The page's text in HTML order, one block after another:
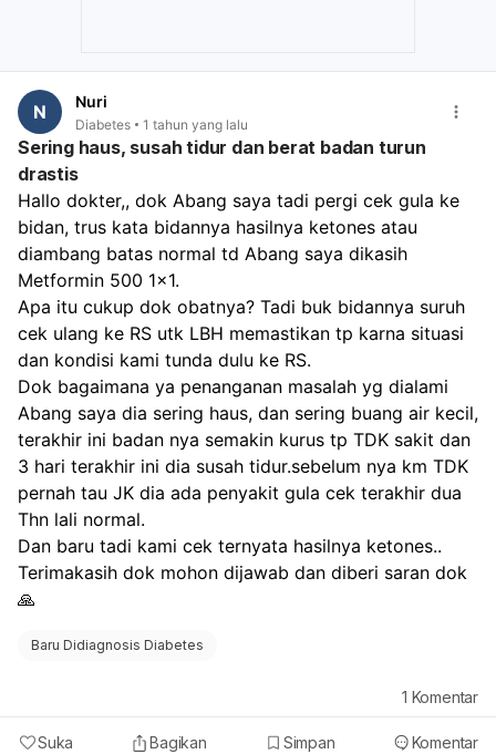
N Nuri
Diabetes 1 tahun yang lalu
Sering haus, susah tidur dan berat badan turun
drastis
Hallo dokter,, dok Abang saya tadi pergi cek gula ke
bidan, trus kata bidannya hasilnya ketones atau
diambang batas normal td Abang saya dikasih
Metformin 500 1x1.
Apa itu cukup dok obatnya? Tadi buk bidannya suruh
cek ulang ke RS utk LBH memastikan tp karna situasi
dan kondisi kami tunda dulu ke RS.
Dok bagaimana ya penanganan masalah yg dialami
Abang saya dia sering haus, dan sering buang air kecil,
terakhir ini badan nya semakin kurus tp TDK sakit dan
3 hari terakhir ini dia susah tidur.sebelum nya km TDK
pernah tau JK dia ada penyakit gula cek terakhir dua
Thn lali normal.
Dan baru tadi kami cek ternyata hasilnya ketones..
Terimakasih dok mohon dijawab dan diberi saran dok
🙏
Baru Didiagnosis Diabetes
Suka Bagikan Simpan Komentar
1 Komentar